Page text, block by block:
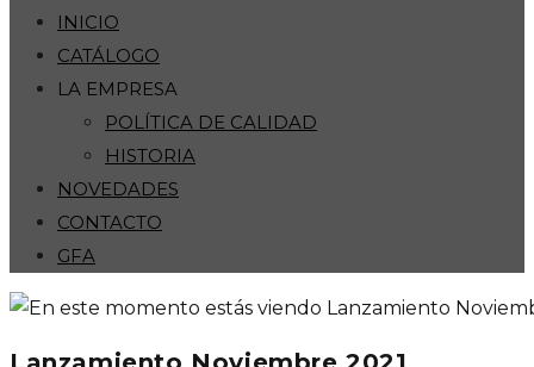
INICIO
CATÁLOGO
LA EMPRESA
POLÍTICA DE CALIDAD
HISTORIA
NOVEDADES
CONTACTO
GFA